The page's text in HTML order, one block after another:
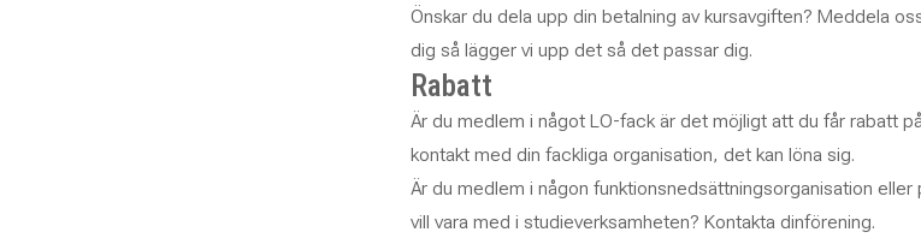
Önskar du dela upp din betalning av kursavgiften? Meddela
dig så lägger vi upp det så det passar dig.
Rabatt
Är du medlem i något LO-fack är det möjligt att du får rabatt
kontakt med din fackliga organisation, det kan löna sig.
Är du medlem i någon funktionsnedsättningsorganisation
vill vara med i studieverksamheten? Kontakta dinförening.